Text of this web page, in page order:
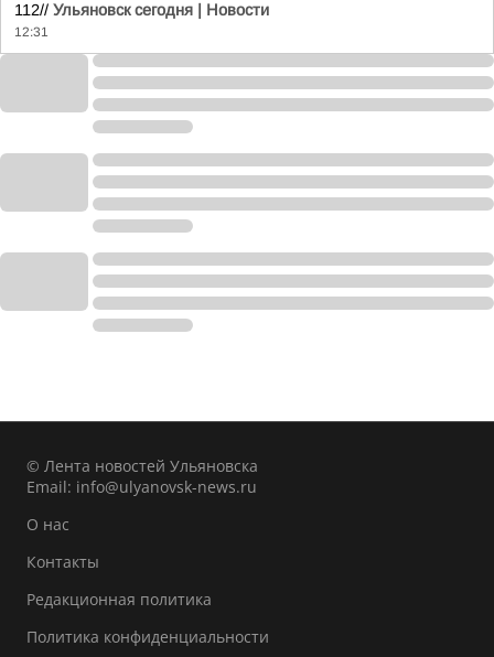
112// Ульяновск сегодня | Новости
12:31
© Лента новостей Ульяновска
Email: info@ulyanovsk-news.ru
О нас
Контакты
Редакционная политика
Политика конфиденциальности